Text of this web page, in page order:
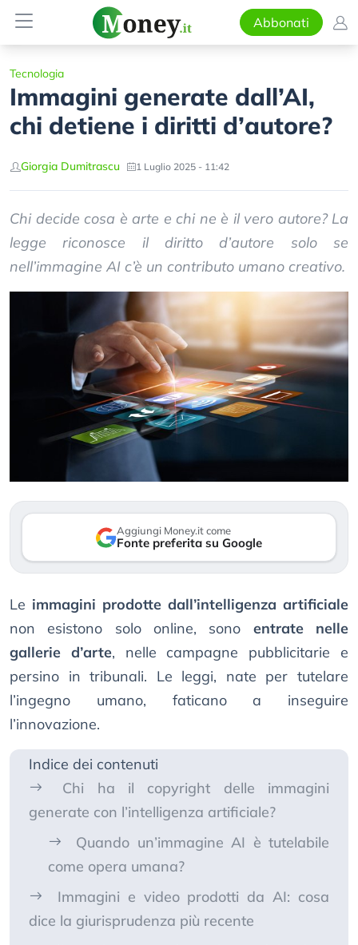
Abbonati
Tecnologia
Immagini generate dall’AI,
chi detiene i diritti d’autore?
Giorgia Dumitrascu 1 Luglio 2025 - 11:42
Chi decide cosa è arte e chi ne è il vero autore? La
legge riconosce il diritto d’autore solo se
nell’immagine AI c’è un contributo umano creativo.
Aggiungi Money.it come
Fonte preferita su Google
Le immagini prodotte dall’intelligenza artificiale
non esistono solo online, sono entrate nelle
gallerie d’arte, nelle campagne pubblicitarie e
persino in tribunali. Le leggi, nate per tutelare
l’ingegno umano, faticano a inseguire
l’innovazione.
Indice dei contenuti
Chi ha il copyright delle immagini
generate con l’intelligenza artificiale?
Quando un’immagine AI è tutelabile
come opera umana?
Immagini e video prodotti da AI: cosa
dice la giurisprudenza più recente